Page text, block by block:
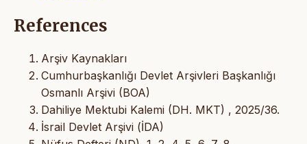
References
Arşiv Kaynakları
Cumhurbaşkanlığı Devlet Arşivleri Başkanlığı
Osmanlı Arşivi (BOA)
Dahiliye Mektubi Kalemi (DH. MKT) , 2025/36.
İsrail Devlet Arşivi (İDA)